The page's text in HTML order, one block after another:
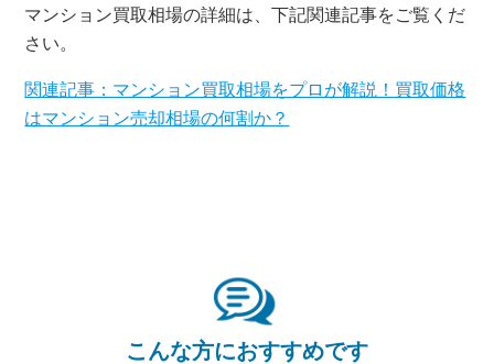
東京本社 0120-900-881
マンション買取相場の詳細は、下記関連記事をご覧くだ
さい。
関連記事：マンション買取相場をプロが解説！買取価格
はマンション売却相場の何割か？
こんな方におすすめです